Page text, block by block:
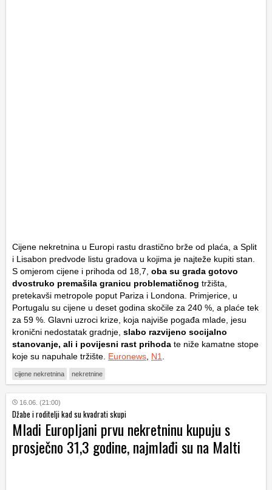
Cijene nekretnina u Europi rastu drastično brže od plaća, a Split
i Lisabon predvode listu gradova u kojima je najteže kupiti stan.
S omjerom cijene i prihoda od 18,7, oba su grada gotovo
dvostruko premašila granicu problematičnog tržišta,
pretekavši metropole poput Pariza i Londona. Primjerice, u
Portugalu su cijene u deset godina skočile za 240 %, a plaće tek
za 59 %. Glavni uzroci krize, koja najviše pogađa mlade, jesu
kronični nedostatak gradnje, slabo razvijeno socijalno
stanovanje, ali i povijesni rast prihoda te niže kamatne stope
koje su napuhale tržište. Euronews N1
cijene nekretnina nekretnine
16.06. (21:00)
Džabe i roditelji kad su kvadrati skupi
Mladi Europljani prvu nekretninu kupuju s
prosječno 31,3 godine, najmlađi su na Malti